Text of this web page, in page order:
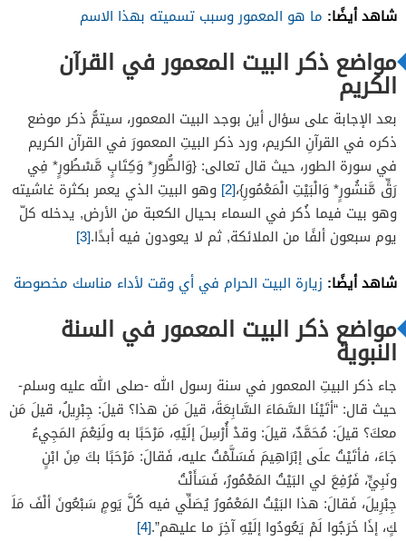
شاهد أيضًا: ما هو المعمور وسبب تسميته بهذا الاسم
مواضع ذكر البيت المعمور في القرآن
الكريم
بعد الإجابة على سؤال أين بوجد البيت المعمور، سيتمُّ ذكر موضع
ذكره في القرآنِ الكريم، ورد ذكر البيتِ المعمورَ في القرآن الكريم
في سورة الطور، حيث قال تعالى: {وَالطُّورِ* وَكِتَابٍ مَّسْطُورٍ* فِي
رَقٍّ مَّنشُورٍ* وَالْبَيْتِ الْمَعْمُورِ}،[2]
وهو البيتِ الذي يعمر بكثرة غاشيته
وهو بيت فيما ذُكر في السماء بحيال الكعبة من الأرض, يدخله كلّ
يوم سبعون ألفًا من الملائكة, ثم لا يعودون فيه أبدًا.[3]
شاهد أيضًا: زيارة البيت الحرام في أي وقت لأداء مناسك مخصوصة
مواضع ذكر البيت المعمور في السنة
النبوية
جاء ذكر البيتِ المعمور في سنة رسول الله -صلى الله عليه وسلم-
حيث قال: “أتَيْنَا السَّمَاءَ السَّابِعَةَ، قيلَ مَن هذا؟ قيلَ: جِبْرِيلُ، قيلَ مَن
معكَ؟ قيلَ: مُحَمَّدٌ، قيلَ: وقدْ أُرْسِلَ إلَيْهِ، مَرْحَبًا به ولَنِعْمَ المَجِيءُ
جَاءَ، فأتَيْتُ علَى إبْرَاهِيمَ فَسَلَّمْتُ عليه، فَقالَ: مَرْحَبًا بكَ مِنَ ابْنٍ
ونَبِيٍّ، فَرُفِعَ لي البَيْتُ المَعْمُورُ، فَسَأَلْتُ
جِبْرِيلَ، فَقالَ: هذا البَيْتُ المَعْمُورُ يُصَلِّي فيه كُلَّ يَومٍ سَبْعُونَ ألْفَ مَلَ
كٍ، إذَا خَرَجُوا لَمْ يَعُودُوا إلَيْهِ آخِرَ ما عليهم”.[4]